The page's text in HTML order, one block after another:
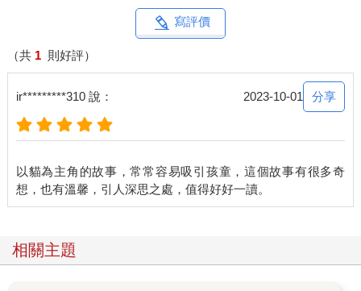
寫評價
（共 1 則好評）
ir*********310 說： 2023-10-01 分享
以貓為主角的故事，常常容易吸引孩童，這個故事有很多奇
相關主題